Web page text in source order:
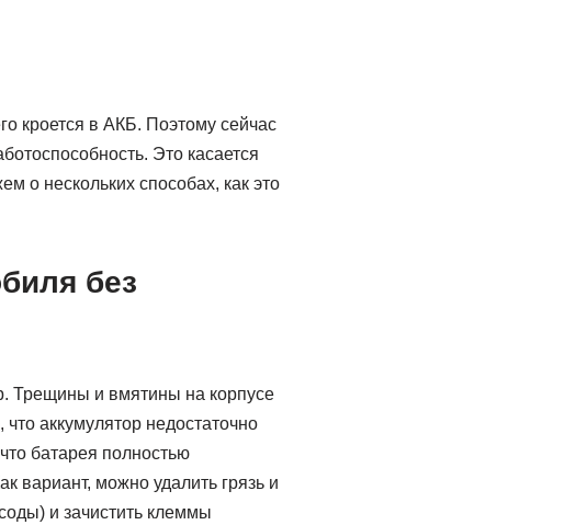
кроется в АКБ. Поэтому сейчас
Это касается
о нескольких способах, как это
без
Трещины и вмятины на корпусе
аккумулятор недостаточно
батарея полностью
вариант, можно удалить грязь и
и зачистить клеммы